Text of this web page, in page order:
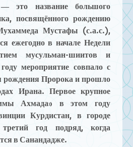
это название большого
посвящённого рождению
Мустафы (с.а.с.),
ежегодно в начале Недели
мусульман-шиитов и
мероприятие совпало с
рождения Пророка и прошло
Ирана. Первое крупное
Ахмада» в этом году
Курдистан, в городе
год подряд, когда
в Санандадже.